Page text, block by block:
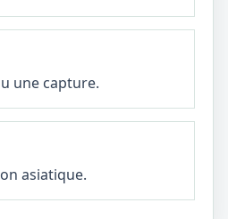
une capture.
asiatique.